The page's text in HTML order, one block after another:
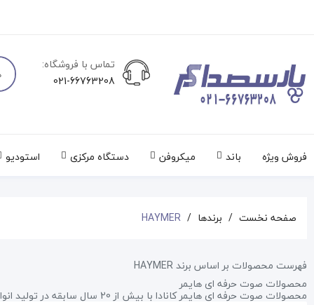
تماس با فروشگاه:
021-66763208
فروش ویژه باند میکروفن دستگاه مرکزی استودیو
صفحه نخست برندها HAYMER
فهرست محصولات بر اساس برند HAYMER
محصولات صوت حرفه ای هایمر
محصولات صوت حرفه ای هایمر کانادا با بیش از 20 سال سابقه در تولید انواع باند پسیو و باند اکتیو HAYMER میکسر و پاور میکسر HAYMER میکروفون HAYMER